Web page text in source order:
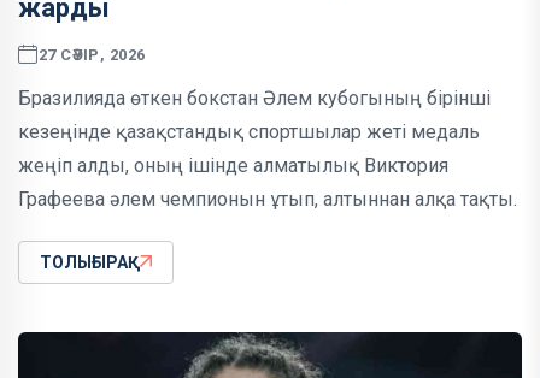
жарды
27 СӘУІР, 2026
Бразилияда өткен бокстан Әлем кубогының бірінші
кезеңінде қазақстандық спортшылар жеті медаль
жеңіп алды, оның ішінде алматылық Виктория
Графеева әлем чемпионын ұтып, алтыннан алқа тақты.
ТОЛЫҒЫРАҚ